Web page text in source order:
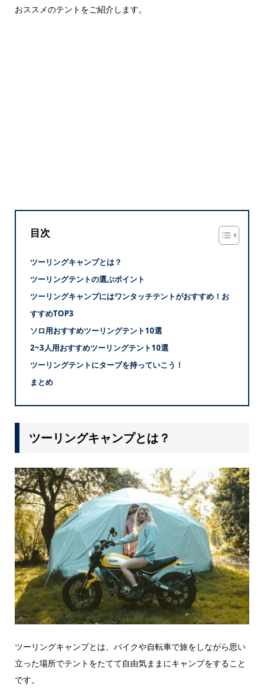
おススメのテントをご紹介します。
目次
ツーリングキャンプとは？
ツーリングテントの選ぶポイント
ツーリングキャンプにはワンタッチテントがおすすめ！お
すすめTOP3
ソロ用おすすめツーリングテント10選
2~3人用おすすめツーリングテント10選
ツーリングテントにタープを持っていこう！
まとめ
ツーリングキャンプとは？
ツーリングキャンプとは、バイクや自転車で旅をしながら思い
立った場所でテントをたてて自由気ままにキャンプをすること
です。